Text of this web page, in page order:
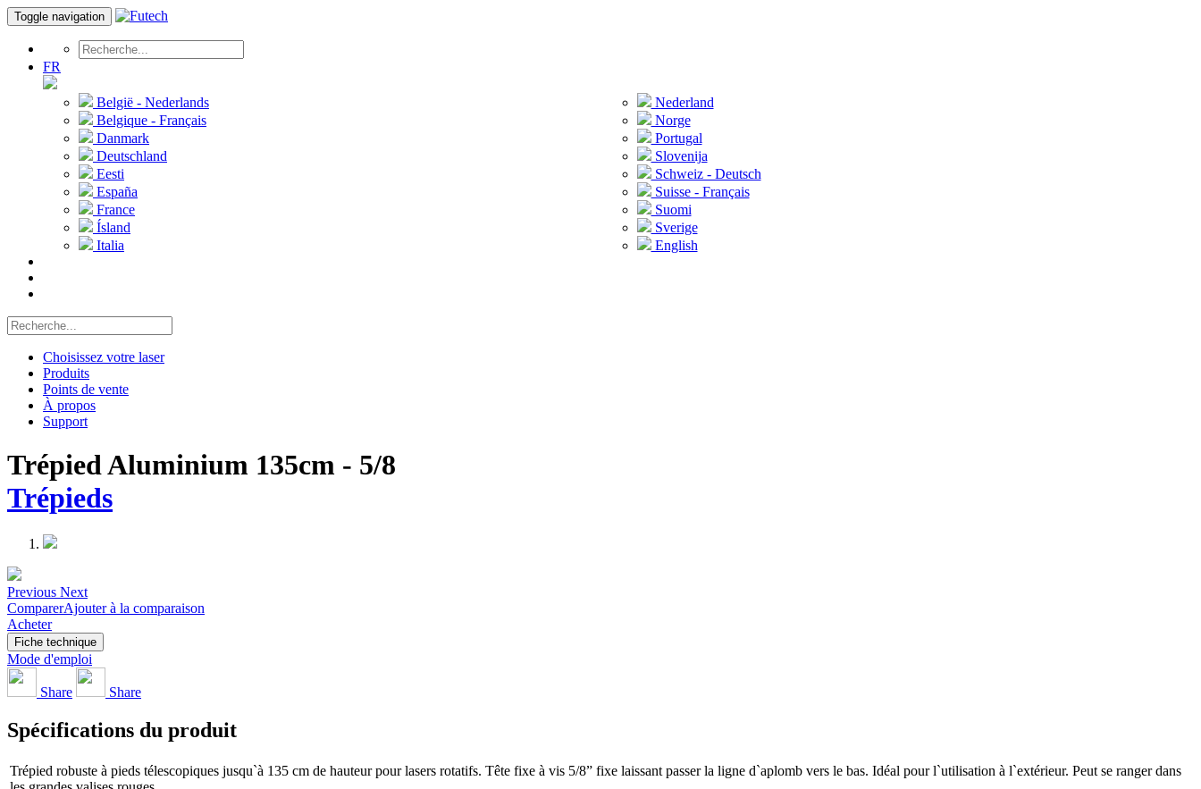
Toggle navigation
FR
België - Nederlands
Belgique - Français
Danmark
Deutschland
Eesti
España
France
Ísland
Italia
Nederland
Norge
Portugal
Slovenija
Schweiz - Deutsch
Suisse - Français
Suomi
Sverige
English
Choisissez votre laser
Produits
Points de vente
À propos
Support
Trépied Aluminium 135cm - 5/8
Trépieds
Previous Next
ComparerAjouter à la comparaison
Acheter
Fiche technique
Mode d'emploi
Share Share
Spécifications du produit
Trépied robuste à pieds télescopiques jusqu`à 135 cm de hauteur pour lasers rotatifs. Tête fixe à vis 5/8” fixe laissant passer la ligne d`aplomb vers le bas. Idéal pour l`utilisation à l`extérieur. Peut se ranger dans